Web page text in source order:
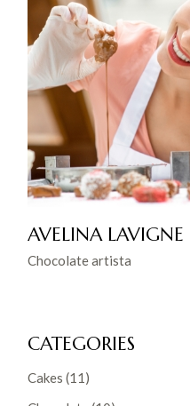
AVELINA LAVIGNE
Chocolate artista
CATEGORIES
Cakes (11)